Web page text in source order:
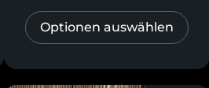
Optionen auswählen